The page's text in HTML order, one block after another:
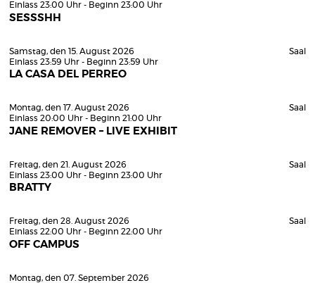
Einlass 23:00 Uhr - Beginn 23:00 Uhr
SESSSHH
Samstag, den 15. August 2026
Einlass 23:59 Uhr - Beginn 23:59 Uhr
LA CASA DEL PERREO
Saal
Montag, den 17. August 2026
Einlass 20:00 Uhr - Beginn 21:00 Uhr
JANE REMOVER – LIVE EXHIBIT
Saal
Freitag, den 21. August 2026
Einlass 23:00 Uhr - Beginn 23:00 Uhr
BRATTY
Saal
Freitag, den 28. August 2026
Einlass 22:00 Uhr - Beginn 22:00 Uhr
OFF CAMPUS
Saal
Montag, den 07. September 2026